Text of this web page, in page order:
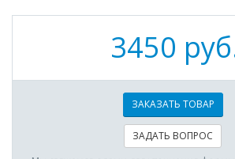
3450
ЗАКАЗАТЬ ТОВАР
ЗАДАТЬ ВОПРОС